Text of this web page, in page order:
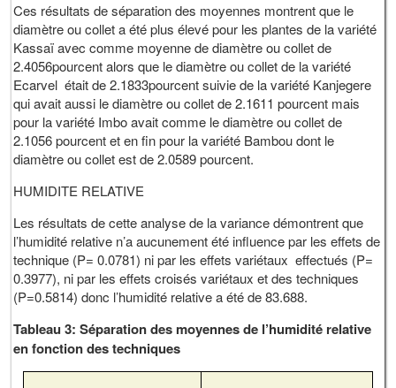
Ces résultats de séparation des moyennes montrent que le
diamètre ou collet a été plus élevé pour les plantes de la variété
Kassaï avec comme moyenne de diamètre ou collet de
2.4056pourcent alors que le diamètre ou collet de la variété
Ecarvel était de 2.1833pourcent suivie de la variété Kanjegere
qui avait aussi le diamètre ou collet de 2.1611 pourcent mais
pour la variété Imbo avait comme le diamètre ou collet de
2.1056 pourcent et en fin pour la variété Bambou dont le
diamètre ou collet est de 2.0589 pourcent.
HUMIDITE RELATIVE
Les résultats de cette analyse de la variance démontrent que
l’humidité relative n’a aucunement été influence par les effets de
technique (P= 0.0781) ni par les effets variétaux effectués (P=
0.3977), ni par les effets croisés variétaux et des techniques
(P=0.5814) donc l’humidité relative a été de 83.688.
Tableau 3: Séparation des moyennes de l’humidité relative
en fonction des techniques